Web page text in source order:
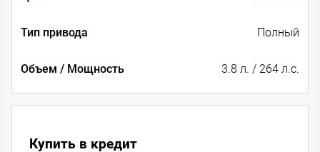
Тип привода Полный
Объем / Мощность 3.8 л. / 264 л.с.
Купить в кредит